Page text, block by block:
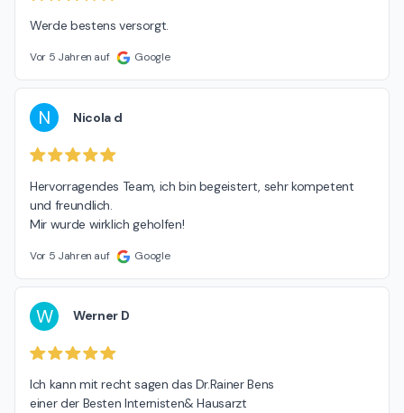
Werde bestens versorgt.
Vor 5 Jahren auf Google
N Nicola d
Hervorragendes Team, ich bin begeistert, sehr kompetent
und freundlich.
Mir wurde wirklich geholfen!
Vor 5 Jahren auf Google
W Werner D
Ich kann mit recht sagen das Dr.Rainer Bens
einer der Besten Internisten& Hausarzt